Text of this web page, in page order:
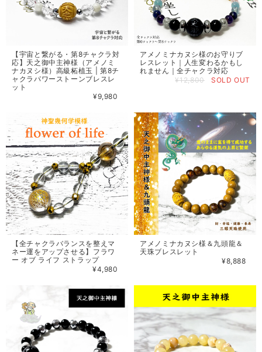
【宇宙と繋がる・第8チャクラ対
応】天之御中主神様（アメノミ
ナカヌシ様）高級柘植玉 | 第8チ
ャクラパワーストーンブレスレ
ット
¥9,980
アメノミナカヌシ様のお守りブ
レスレット｜人生変わるかもし
れません｜全チャクラ対応
¥12,800
SOLD OUT
【全チャクラバランスを整えマ
ネー運をアップさせる】フラワ
ー オブ ライフ ストラップ
¥4,980
アメノミナカヌシ様＆九頭龍＆
天珠ブレスレット
¥8,888